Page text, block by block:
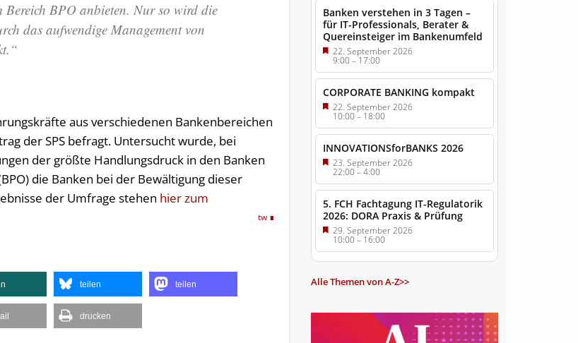
Bereich BPO anbieten. Nur so wird die
das aufwendige Management von
aus verschiedenen Bankenbereichen
der SPS befragt. Untersucht wurde, bei
der größte Handlungsdruck in den Banken
die Banken bei der Bewältigung dieser
der Umfrage stehen hier zum
tw
teilen teilen
drucken
Banken verstehen in 3 Tagen –
für IT-Professionals, Berater &
Quereinsteiger im Bankenumfeld
22. September 2026
9:00–17:00
CORPORATE BANKING kompakt
22. September 2026
10:00– 18:00
INNOVATIONSforBANKS 2026
23. September 2026
22:00–4:00
5. FCH Fachtagung IT-Regulatorik
2026: DORA Praxis & Prüfung
29. September 2026
10:00– 16:00
Alle Themen von A-Z>>